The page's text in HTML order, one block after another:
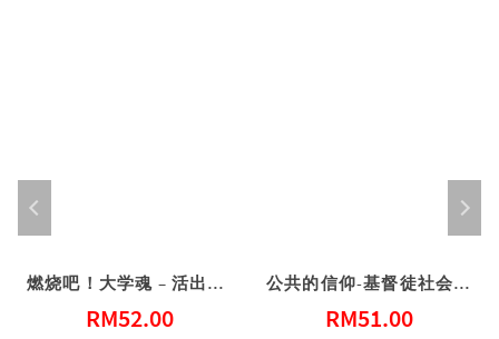
燃烧吧！大学魂 – 活出得胜的大学生活
RM52.00
公共的信仰-基督徒社会参与的第一课
RM51.00